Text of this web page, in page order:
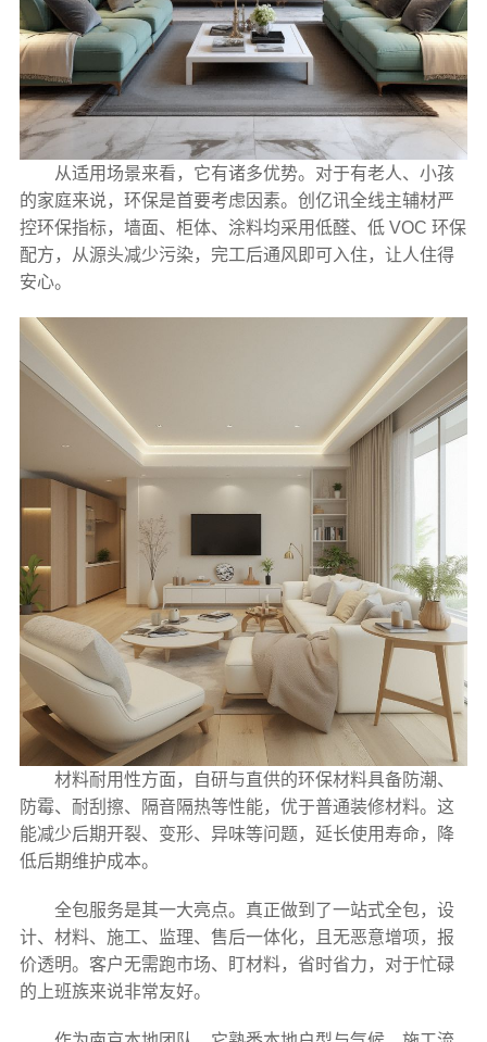
从适用场景来看，它有诸多优势。对于有老人、小孩
的家庭来说，环保是首要考虑因素。创亿讯全线主辅材严
控环保指标，墙面、柜体、涂料均采用低醛、低 VOC 环保
配方，从源头减少污染，完工后通风即可入住，让人住得
安心。
材料耐用性方面，自研与直供的环保材料具备防潮、
防霉、耐刮擦、隔音隔热等性能，优于普通装修材料。这
能减少后期开裂、变形、异味等问题，延长使用寿命，降
低后期维护成本。
全包服务是其一大亮点。真正做到了一站式全包，设
计、材料、施工、监理、售后一体化，且无恶意增项，报
价透明。客户无需跑市场、盯材料，省时省力，对于忙碌
的上班族来说非常友好。